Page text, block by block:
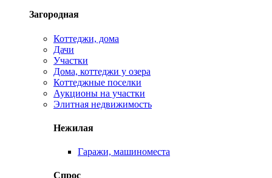
Загородная
Коттеджи, дома
Дачи
Участки
Дома, коттеджи у озера
Коттеджные поселки
Аукционы на участки
Элитная недвижимость
Нежилая
Гаражи, машиноместа
Спрос